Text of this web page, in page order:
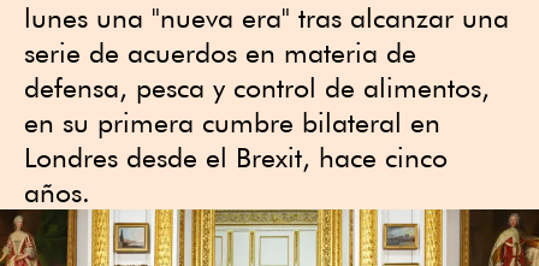
lunes una "nueva era" tras alcanzar una
serie de acuerdos en materia de
defensa, pesca y control de alimentos,
en su primera cumbre bilateral en
Londres desde el Brexit, hace cinco
años.